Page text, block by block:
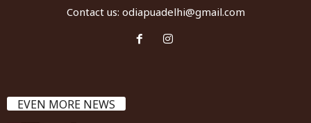
Contact us: odiapuadelhi@gmail.com
EVEN MORE NEWS